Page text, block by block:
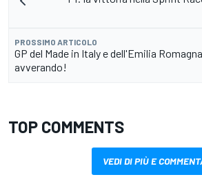
PROSSIMO ARTICOLO
GP del Made in Italy e dell'Emilia
avverando!
TOP COMMENTS
VEDI DI PIÙ E